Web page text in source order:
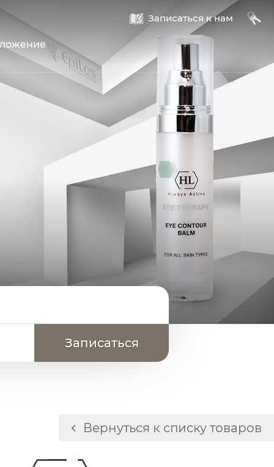
A Записаться к нам B
Вернуться к списку товаров